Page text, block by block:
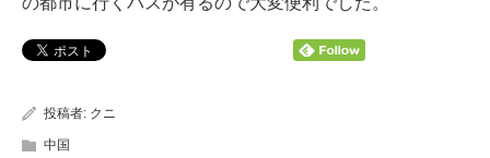
投稿者: クニ
中国